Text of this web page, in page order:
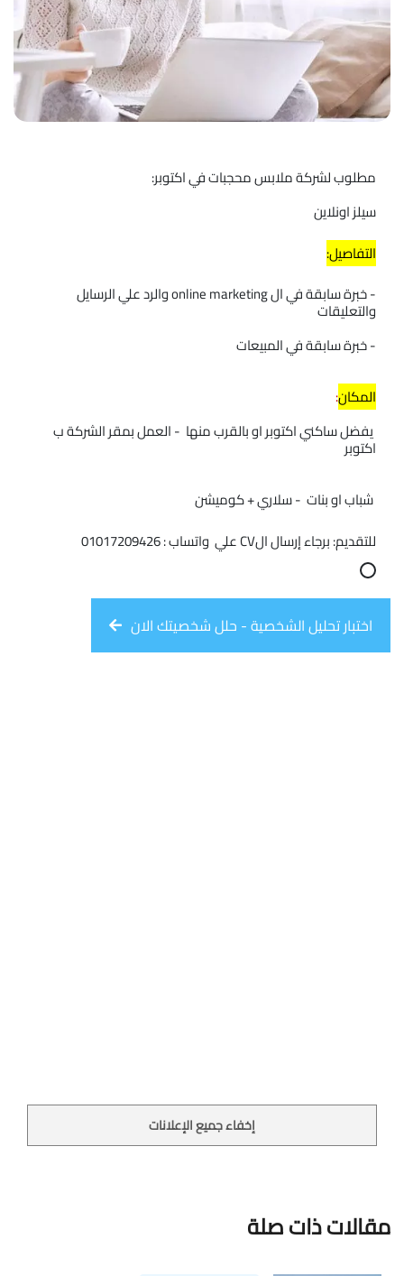
مطلوب لشركة ملابس محجبات في اكتوبر:
سيلز اونلاين
التفاصيل:
والتعليقات
- خبرة سابقة في المبيعات
المكان:
اكتوبر
للتقديم: برجاء إرسال الCV علي  واتساب : 01017209426
اختبار تحليل الشخصية - حلل شخصيتك الان
إخفاء جميع الإعلانات
مقالات ذات صلة